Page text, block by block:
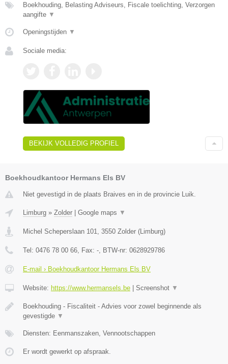
Boekhouding, Belasting Adviseurs, Fiscale toelichting, Verzorgen
aangifte ▼
Openingstijden ▼
Sociale media:
BEKIJK VOLLEDIG PROFIEL
Boekhoudkantoor Hermans Els BV
Niet gevestigd in de plaats Braives en in de provincie Luik.
Limburg » Zolder Google maps ▼
Michel Scheperslaan 101, 3550 Zolder (Limburg)
Tel: 0476 78 00 66, Fax: -, BTW-nr: 0628929786
E-mail › Boekhoudkantoor Hermans Els BV
Website: https://www.hermansels.be Screenshot ▼
Boekhouding - Fiscaliteit - Advies voor zowel beginnende als
gevestigde ▼
Diensten: Eenmanszaken, Vennootschappen
Er wordt gewerkt op afspraak.